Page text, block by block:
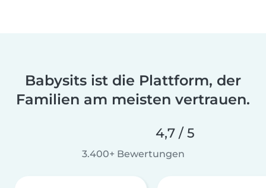
Babysits ist die Plattform, der
Familien am meisten vertrauen.
4,7 / 5
3.400+ Bewertungen